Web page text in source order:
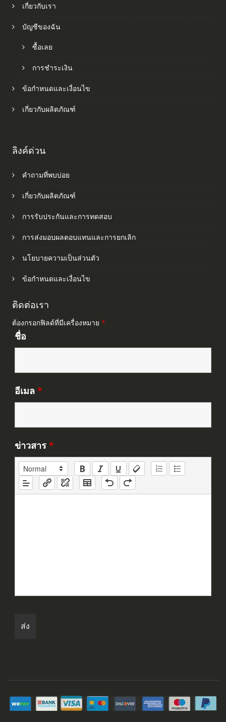
เกี่ยวกับเรา
บัญชีของฉัน
ซื้อเลย
การชำระเงิน
ข้อกำหนดและเงื่อนไข
เกี่ยวกับผลิตภัณฑ์
ลิงค์ด่วน
คำถามที่พบบ่อย
เกี่ยวกับผลิตภัณฑ์
การรับประกันและการทดสอบ
การส่งมอบผลตอบแทนและการยกเลิก
นโยบายความเป็นส่วนตัว
ข้อกำหนดและเงื่อนไข
ติดต่อเรา
ต้องกรอกฟิลด์ที่มีเครื่องหมาย *
ชื่อ
อีเมล *
ข่าวสาร *